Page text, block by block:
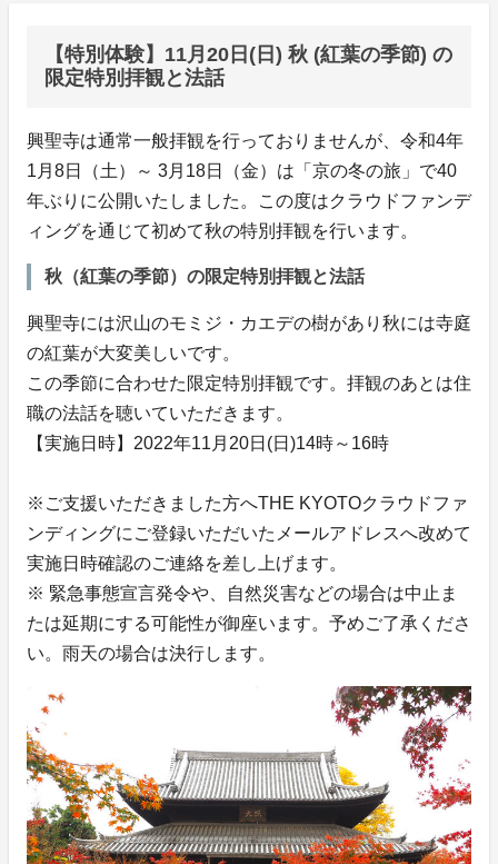
【特別体験】11月20日(日) 秋 (紅葉の季節) の
限定特別拝観と法話
興聖寺は通常一般拝観を行っておりませんが、令和4年
1月8日（土）～ 3月18日（金）は「京の冬の旅」で40
年ぶりに公開いたしました。この度はクラウドファンデ
ィングを通じて初めて秋の特別拝観を行います。
秋（紅葉の季節）の限定特別拝観と法話
興聖寺には沢山のモミジ・カエデの樹があり秋には寺庭
の紅葉が大変美しいです。
この季節に合わせた限定特別拝観です。拝観のあとは住
職の法話を聴いていただきます。
【実施日時】2022年11月20日(日)14時～16時
※ご支援いただきました方へTHE KYOTOクラウドファ
ンディングにご登録いただいたメールアドレスへ改めて
実施日時確認のご連絡を差し上げます。
※ 緊急事態宣言発令や、自然災害などの場合は中止ま
たは延期にする可能性が御座います。予めご了承くださ
い。雨天の場合は決行します。